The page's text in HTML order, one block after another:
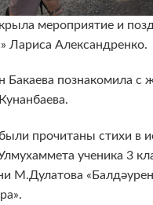
мероприятие и
Лариса Александренко.
Бакаева познакомила с
прочитаны стихи в
ученика 3